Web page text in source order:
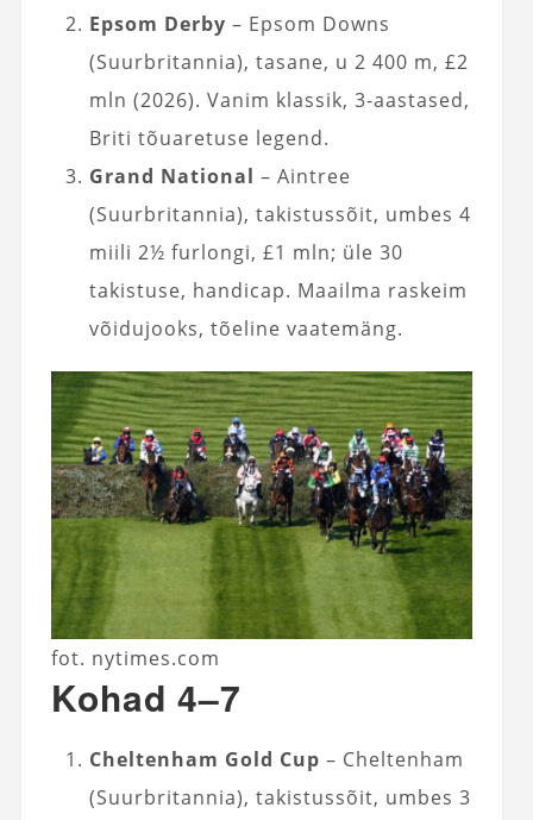
Epsom Derby – Epsom Downs
(Suurbritannia), tasane, u 2 400 m, £2
mln (2026). Vanim klassik, 3-aastased,
Briti tõuaretuse legend.
Grand National – Aintree
(Suurbritannia), takistussõit, umbes 4
miili 2½ furlongi, £1 mln; üle 30
takistuse, handicap. Maailma raskeim
võidujooks, tõeline vaatemäng.
fot. nytimes.com
Kohad 4–7
Cheltenham Gold Cup – Cheltenham
(Suurbritannia), takistussõit, umbes 3